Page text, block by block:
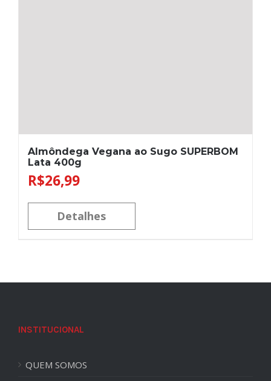
Almôndega Vegana ao Sugo SUPERBOM
Lata 400g
R$26,99
Detalhes
INSTITUCIONAL
QUEM SOMOS